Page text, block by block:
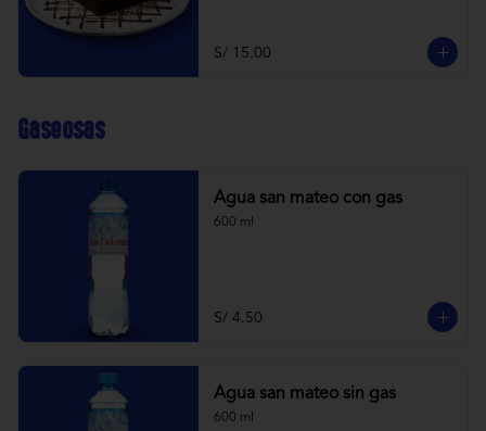
S/ 15.00
Gaseosas
Agua san mateo con gas
600 ml
S/ 4.50
Agua san mateo sin gas
600 ml